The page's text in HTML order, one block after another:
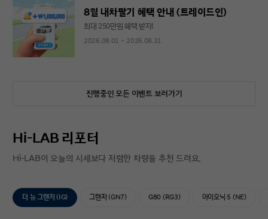
8월 내차팔기 혜택 안내 (트레이드인)
최대 250만원 혜택 받자!
2026.08.01 ~ 2026.08.31
진행중인 모든 이벤트 보러가기
Hi-LAB 리포터
Hi-LAB이 오늘의 시세보다 저렴한 차량을 추천 드려요.
더 뉴 그랜저 (IG) 그랜저 (GN7) G80 (RG3) 아이오닉 5 (NE)